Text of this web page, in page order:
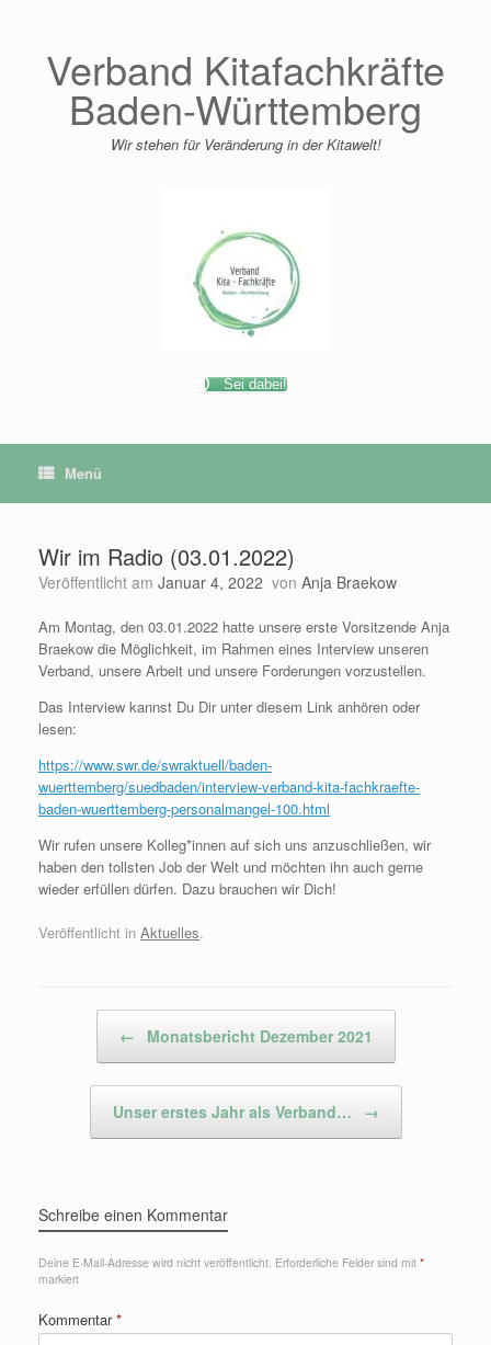
Verband Kitafachkräfte
Baden-Württemberg
Wir stehen für Veränderung in der Kitawelt!
Sei dabei!
Menü
Wir im Radio (03.01.2022)
Veröffentlicht am Januar 4, 2022 von Anja Braekow
Am Montag, den 03.01.2022 hatte unsere erste Vorsitzende Anja
Braekow die Möglichkeit, im Rahmen eines Interview unseren
Verband, unsere Arbeit und unsere Forderungen vorzustellen.
Das Interview kannst Du Dir unter diesem Link anhören oder
lesen:
https://www.swr.de/swraktuell/baden-
wuerttemberg/suedbaden/interview-verband-kita-fachkraefte-
baden-wuerttemberg-personalmangel-100.html
Wir rufen unsere Kolleg*innen auf sich uns anzuschließen, wir
haben den tollsten Job der Welt und möchten ihn auch gerne
wieder erfüllen dürfen. Dazu brauchen wir Dich!
Veröffentlicht in Aktuelles.
← Monatsbericht Dezember 2021
Unser erstes Jahr als Verband… →
Schreibe einen Kommentar
Deine E-Mail-Adresse wird nicht veröffentlicht. Erforderliche Felder sind mit *
markiert
Kommentar*